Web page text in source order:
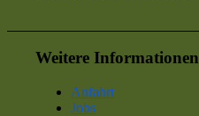
Weitere Informationen
Anfahrt
Jobs